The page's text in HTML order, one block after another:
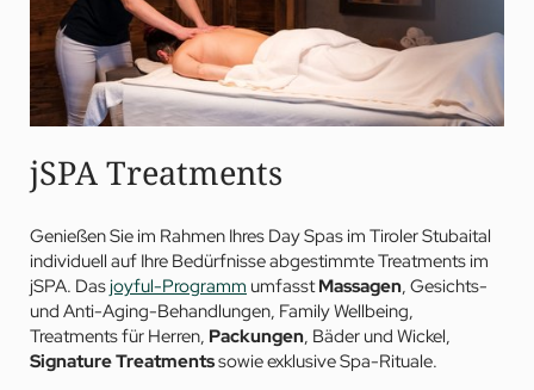
jSPA Treatments
Genießen Sie im Rahmen Ihres Day Spas im Tiroler Stubaital
individuell auf Ihre Bedürfnisse abgestimmte Treatments im
jSPA. Dasjoyful-Programm umfasstMassagen, Gesichts-
und Anti-Aging-Behandlungen, Family Wellbeing,
Treatments für Herren, Packungen, Bäder und Wickel,
Signature Treatmentssowie exklusive Spa-Rituale.